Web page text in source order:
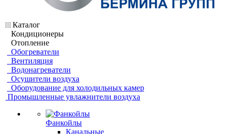
Каталог
Кондиционеры
Отопление
Обогреватели
Вентиляция
Водонагреватели
Осушители воздуха
Оборудование для холодильных камер
Промышленные увлажнители воздуха
Фанкойлы
Канальные